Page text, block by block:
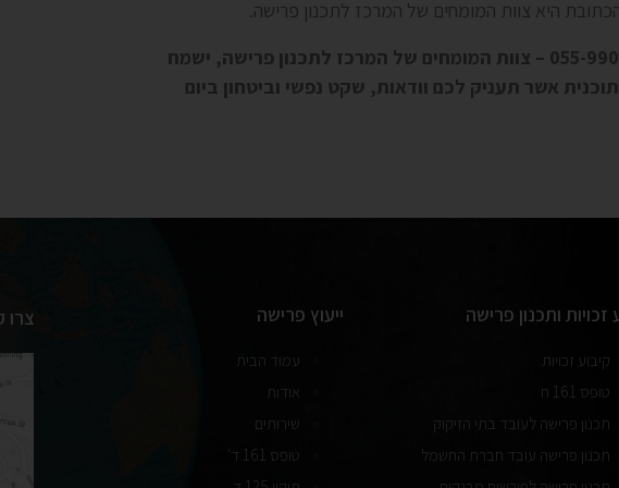
היא צוות המומחים של המרכז לתכנון פרישה.
אנו מזמינים אתכם ליצור עימנו קשר ב- 055-9906619 – צוות המומחים של המרכז לתכנון פרישה, ישמח
אשר תעניק לכם וודאות, שקט נפשי וביטחון ביום
זכויות ותכנון פרישה
קיבוע זכויות
טופס 161 ח
תכנון פרישה לעובד בתי הזיקוק
תכנון פרישה עובד חברת החשמל
ייעוץ פרישה
עמוד הבית
אודות
שירותים
טופס 161 ד'
צרו